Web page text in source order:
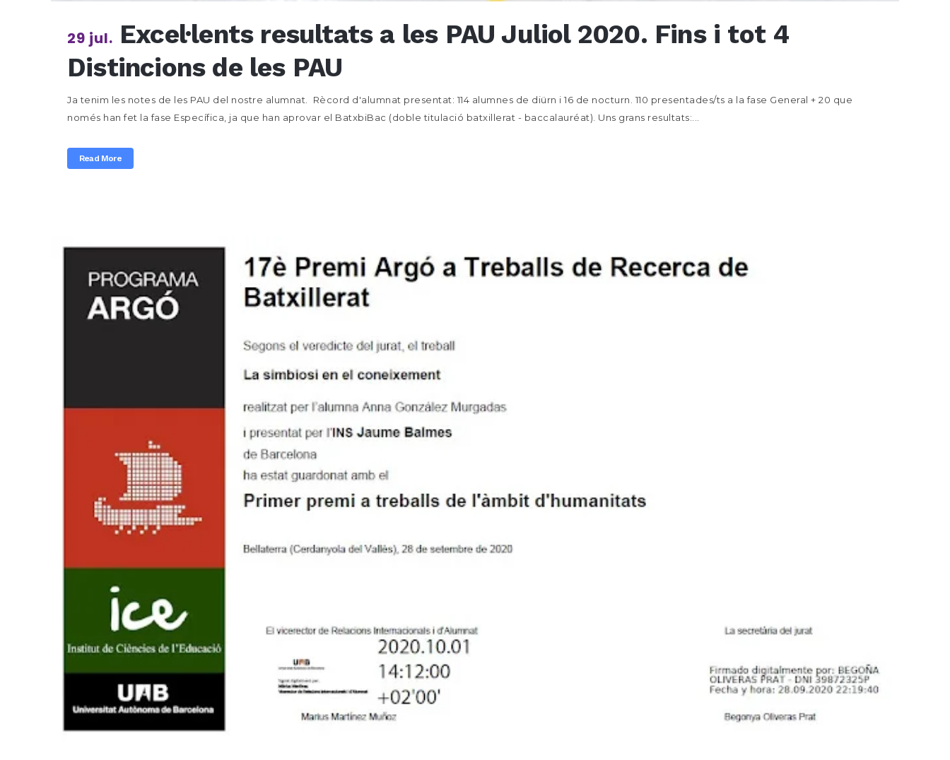
29 jul. Excel·lents resultats a les PAU Juliol 2020. Fins i tot 4
Distincions de les PAU
Ja tenim les notes de les PAU del nostre alumnat. Rècord d'alumnat presentat: 114 alumnes de diürn i 16 de nocturn. 110 presentades/ts a la fase General + 20 que
només han fet la fase Específica, ja que han aprovar el BatxbiBac (doble titulació batxillerat - baccalauréat). Uns grans resultats:...
Read More